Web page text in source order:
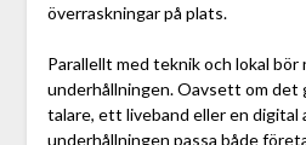
överraskningar på plats.
Parallellt med teknik och lokal bör
underhållningen. Oavsett om det
talare, ett liveband eller en
underhållningen passa både